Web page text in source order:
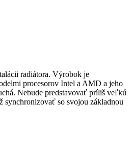
radiátora. Výrobok je
procesorov Intel a AMD a jeho
Nebude predstavovať príliš veľkú
synchronizovať so svojou základnou